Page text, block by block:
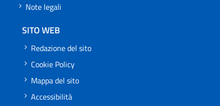
Note legali
SITO WEB
Redazione del sito
Cookie Policy
Mappa del sito
Accessibilità